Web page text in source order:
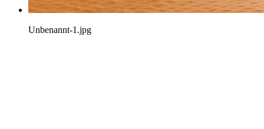
Unbenannt-1.jpg